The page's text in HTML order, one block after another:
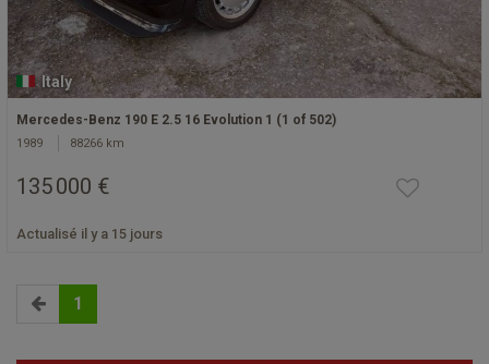
Italy
Mercedes-Benz 190 E 2.5 16 Evolution 1 (1 of 502)
1989 88266 km
135 000 €
Actualisé il y a 15 jours
1